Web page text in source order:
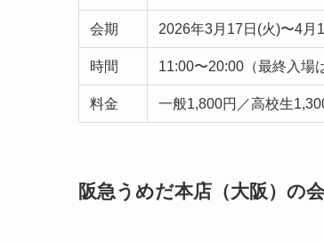
会期 2026年3月17日(火)〜4月
時間 11:00〜20:00（最終入場
料金 一般1,800円／高校生
阪急うめだ本店（大阪）の